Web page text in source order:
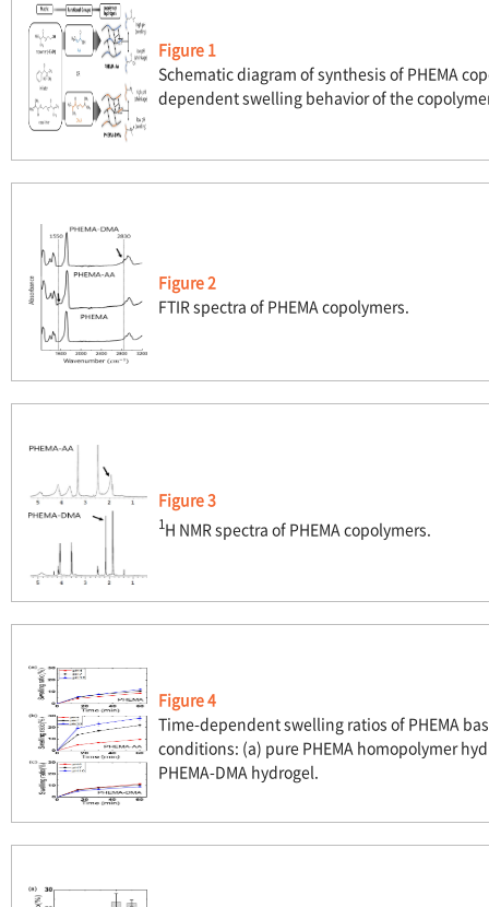
Figure 1
Schematic diagram of synthesis of PHEMA
dependent swelling behavior of the
Figure 2
FTIR spectra of PHEMA copolymers.
Figure 3
1H NMR spectra of PHEMA copolymers.
Figure 4
Time-dependent swelling ratios of PHEMA
conditions: (a) pure PHEMA homopolymer
PHEMA-DMA hydrogel.